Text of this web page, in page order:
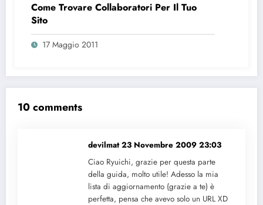
Come Trovare Collaboratori Per Il Tuo
Sito
17 Maggio 2011
10 comments
devilmat23 Novembre 2009 23:03
Ciao Ryuichi, grazie per questa parte
della guida, molto utile! Adesso la mia
lista di aggiornamento (grazie a te) è
perfetta, pensa che avevo solo un URL XD